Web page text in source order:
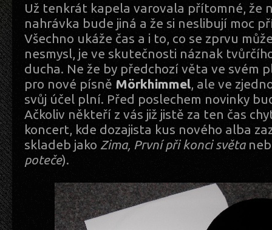
Už tenkrát kapela varovala přítomné, že
nahrávka bude jiná a že si neslibují moc
Všechno ukáže čas a i to, co se zprvu
nesmysl, je ve skutečnosti náznak
ducha. Ne že by předchozí věta ve svém
pro nové písně Mörkhimmel, ale ve
svůj účel plní. Před poslechem novinky
Ačkoliv někteří z vás již jistě za ten čas
koncert, kde dozajista kus nového alba
skladeb jako Zima, První při konci světa
poteče).